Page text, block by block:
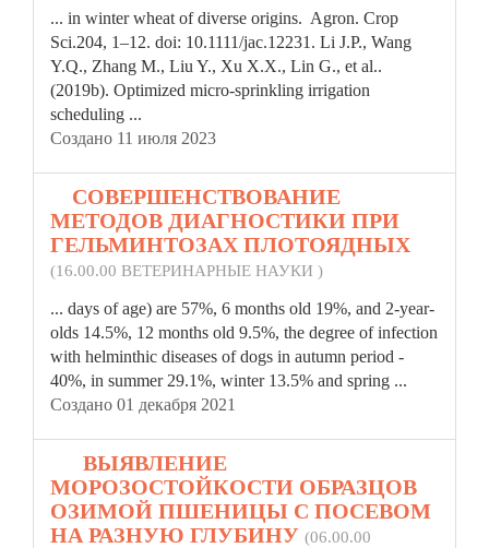
... in winterwheat of diverse origins. Agron. Crop
Sci.204, 1–12. doi: 10.1111/jac.12231. Li J.P., Wang
Y.Q., Zhang M., Liu Y., Xu X.X., Lin G., et al..
(2019b). Optimized micro-sprinkling irrigation
scheduling ...
Создано 11 июля 2023
СОВЕРШЕНСТВОВАНИЕ
МЕТОДОВ ДИАГНОСТИКИ ПРИ
ГЕЛЬМИНТОЗАХ ПЛОТОЯДНЫХ
(16.00.00 ВЕТЕРИНАРНЫЕ НАУКИ )
... days of age) are 57%, 6 months old 19%, and 2-year-
olds 14.5%, 12 months old 9.5%, the degree of infection
with helminthic diseases of dogs in autumn period -
40%, in summer 29.1%, winter13.5% and spring ...
Создано 01 декабря 2021
ВЫЯВЛЕНИЕ
МОРОЗОСТОЙКОСТИ ОБРАЗЦОВ
ОЗИМОЙ ПШЕНИЦЫ С ПОСЕВОМ
НА РАЗНУЮ ГЛУБИНУ (06.00.00